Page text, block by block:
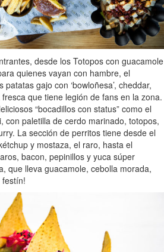
desde los Totopos con guacamole
quienes vayan con hambre, el
gajo con ‘bowloñesa’, cheddar,
que tiene legión de fans en la zona.
“bocadillos con status” como el
con paletilla de cerdo marinado, totopos,
La sección de perritos tiene desde el
y mostaza, el raro, hasta el
bacon, pepinillos y yuca súper
que lleva guacamole, cebolla morada,
festín!